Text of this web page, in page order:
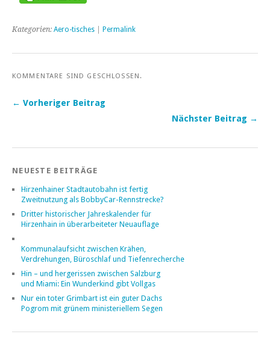
Kategorien: Aero-tisches Permalink
KOMMENTARE SIND GESCHLOSSEN.
← Vorheriger Beitrag
Nächster Beitrag →
NEUESTE BEITRÄGE
Hirzenhainer Stadtautobahn ist fertig
Zweitnutzung als BobbyCar-Rennstrecke?
Dritter historischer Jahreskalender für
Hirzenhain in überarbeiteter Neuauflage
Kommunalaufsicht zwischen Krähen,
Verdrehungen, Büroschlaf und Tiefenrecherche
Hin – und hergerissen zwischen Salzburg
und Miami: Ein Wunderkind gibt Vollgas
Nur ein toter Grimbart ist ein guter Dachs
Pogrom mit grünem ministeriellem Segen